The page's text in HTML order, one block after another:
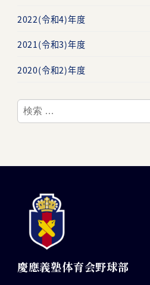
2022(令和4)年度
2021(令和3)年度
2020(令和2)年度
検
索
慶應義塾体育会野球部